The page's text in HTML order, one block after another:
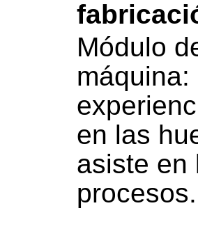
Módulo
en las
asiste en
procesos.